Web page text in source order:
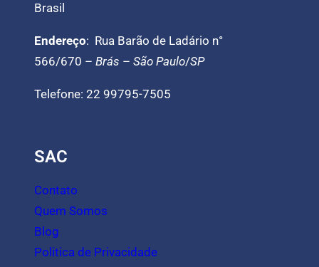
Brasil
Endereço: Rua Barão de Ladário n°
566/670 – Brás – São Paulo/SP
Telefone: 22 99795-7505
SAC
Contato
Quem Somos
Blog
Politica de Privacidade